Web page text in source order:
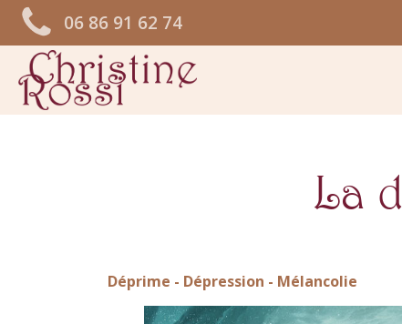
06 86 91 62 74
La
Déprime - Dépression - Mélancolie